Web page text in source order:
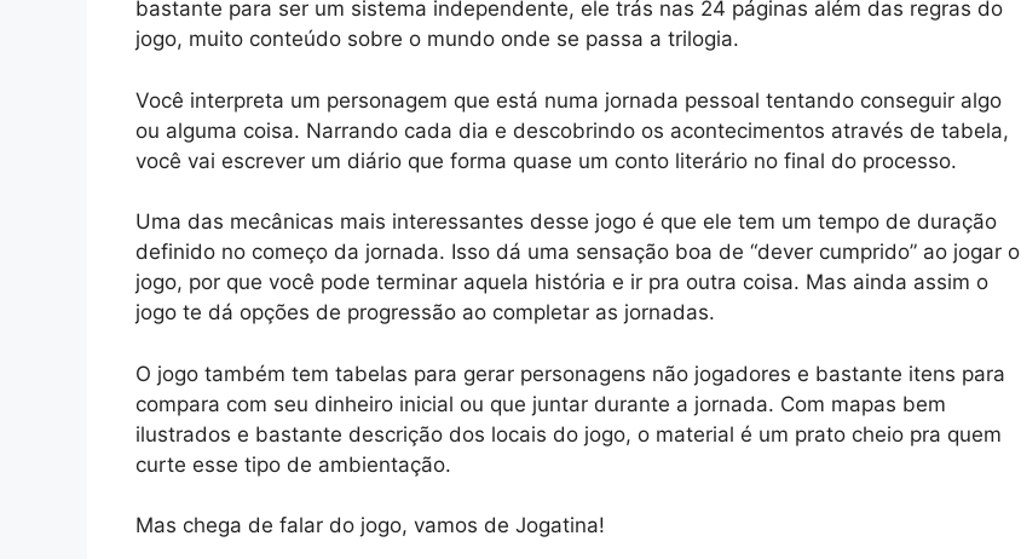
bastante para ser um sistema independente, ele trás nas 24 páginas além das regras do
jogo, muito conteúdo sobre o mundo onde se passa a trilogia.
Você interpreta um personagem que está numa jornada pessoal tentando conseguir algo
ou alguma coisa. Narrando cada dia e descobrindo os acontecimentos através de tabela,
você vai escrever um diário que forma quase um conto literário no final do processo.
Uma das mecânicas mais interessantes desse jogo é que ele tem um tempo de duração
definido no começo da jornada. Isso dá uma sensação boa de “dever cumprido” ao jogar o
jogo, por que você pode terminar aquela história e ir pra outra coisa. Mas ainda assim o
jogo te dá opções de progressão ao completar as jornadas.
O jogo também tem tabelas para gerar personagens não jogadores e bastante itens para
compara com seu dinheiro inicial ou que juntar durante a jornada. Com mapas bem
ilustrados e bastante descrição dos locais do jogo, o material é um prato cheio pra quem
curte esse tipo de ambientação.
Mas chega de falar do jogo, vamos de Jogatina!